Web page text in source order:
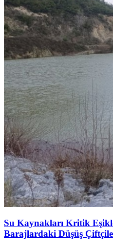
Su Kaynakları Kritik
Barajlardaki Düşüş